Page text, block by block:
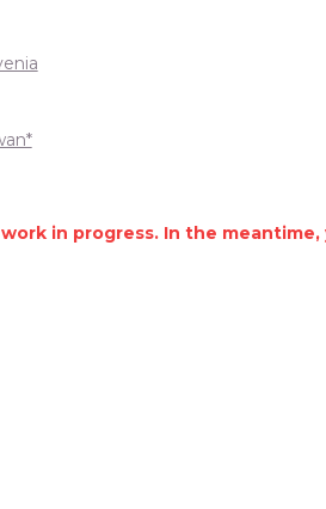
in progress. In the